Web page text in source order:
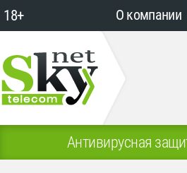
18+ О компании
Антивирусная